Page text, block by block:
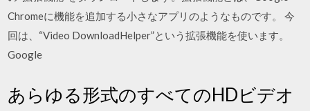
Chromeに機能を追加する小さなアプリのようなものです。 今
回は、“Video DownloadHelper”という拡張機能を使います。
Google
あらゆる形式のすべてのHDビデオ